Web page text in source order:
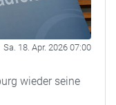
Sa. 18. Apr. 2026 07:00
wieder seine